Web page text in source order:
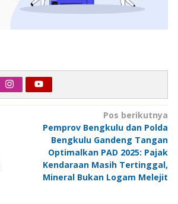
Pos berikutnya
Pemprov Bengkulu dan Polda
Bengkulu Gandeng Tangan
Optimalkan PAD 2025: Pajak
Kendaraan Masih Tertinggal,
Mineral Bukan Logam Melejit